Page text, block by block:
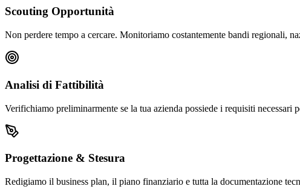
Scouting Opportunità
Non perdere tempo a cercare. Monitoriamo costantemente bandi regionali,
Analisi di Fattibilità
Verifichiamo preliminarmente se la tua azienda possiede i requisiti necessari
Progettazione & Stesura
Redigiamo il business plan, il piano finanziario e tutta la documentazione